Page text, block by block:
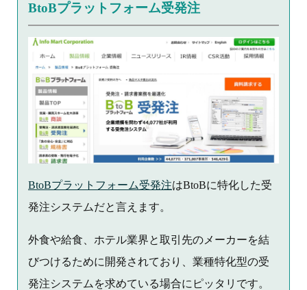
BtoBプラットフォーム受発注
BtoBプラットフォーム受発注はBtoBに特化した受
発注システムだと言えます。
外食や給食、ホテル業界と取引先のメーカーを結
びつけるために開発されており、業種特化型の受
発注システムを求めている場合にピッタリです。